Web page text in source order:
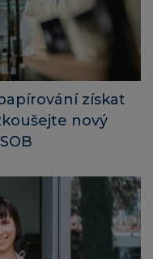
získat
nový